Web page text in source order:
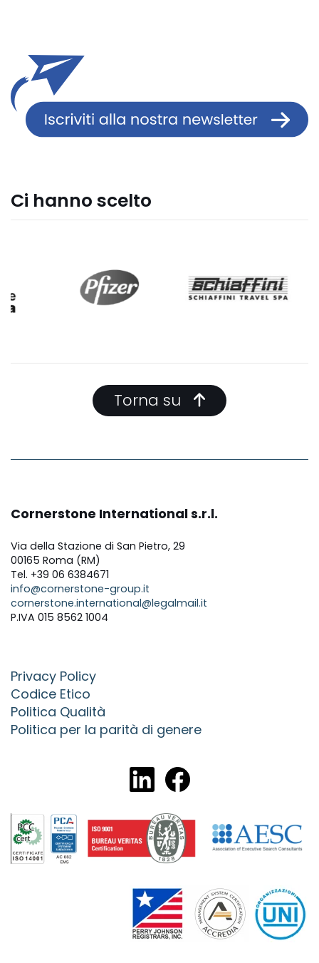
Ci hanno scelto
Torna su
Cornerstone International s.r.l.
Via della Stazione di San Pietro, 29
00165 Roma (RM)
Tel. +39 06 6384671
info@cornerstone-group.it
cornerstone.international@legalmail.it
P.IVA 015 8562 1004
Privacy Policy
Codice Etico
Politica Qualità
Politica per la parità di genere